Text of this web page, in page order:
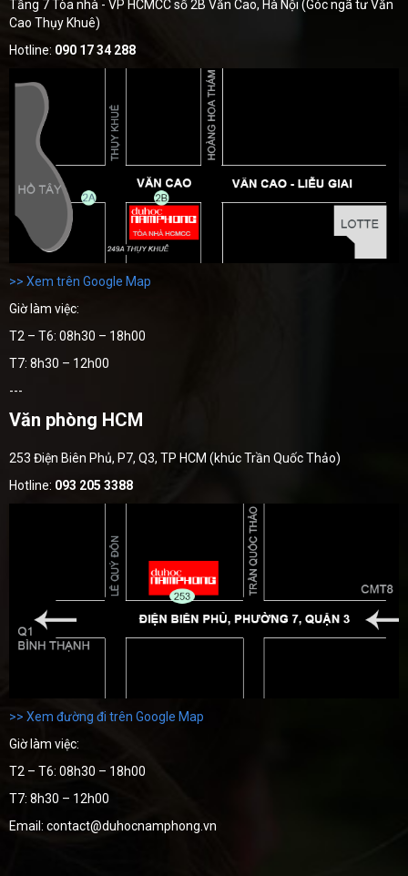
Tầng 7 Tòa nhà - VP HCMCC số 2B Văn Cao, Hà Nội (Góc ngã tư Văn
Cao Thụy Khuê)
Hotline: 090 17 34 288
>> Xem trên Google Map
Giờ làm việc:
T2 – T6: 08h30 – 18h00
T7: 8h30 – 12h00
---
Văn phòng HCM
253 Điện Biên Phủ, P7, Q3, TP HCM (khúc Trần Quốc Thảo)
Hotline: 093 205 3388
>> Xem đường đi trên Google Map
Giờ làm việc:
T2 – T6: 08h30 – 18h00
T7: 8h30 – 12h00
Email: contact@duhocnamphong.vn